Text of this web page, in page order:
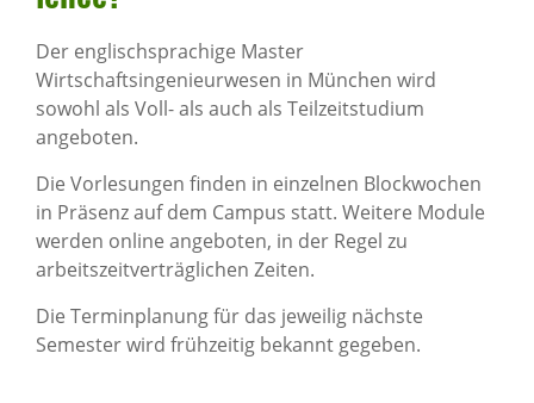
Der englischsprachige Master
Wirtschaftsingenieurwesen in München wird
sowohl als Voll- als auch als Teilzeitstudium
angeboten.
Die Vorlesungen finden in einzelnen Blockwochen
in Präsenz auf dem Campus statt. Weitere Module
werden online angeboten, in der Regel zu
arbeitszeitverträglichen Zeiten.
Die Terminplanung für das jeweilig nächste
Semester wird frühzeitig bekannt gegeben.